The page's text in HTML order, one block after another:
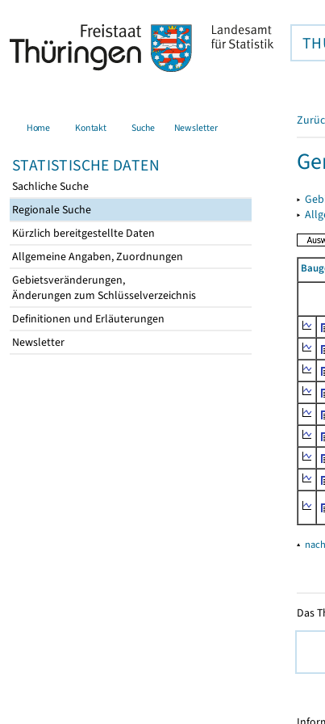
Home Kontakt Suche Newsletter
STATISTISCHE DATEN
Sachliche Suche
Regionale Suche
Kürzlich bereitgestellte Daten
Allgemeine Angaben, Zuordnungen
Gebietsveränderungen,
Änderungen zum Schlüsselverzeichnis
Definitionen und Erläuterungen
Newsletter
▸
▸
▴
Das